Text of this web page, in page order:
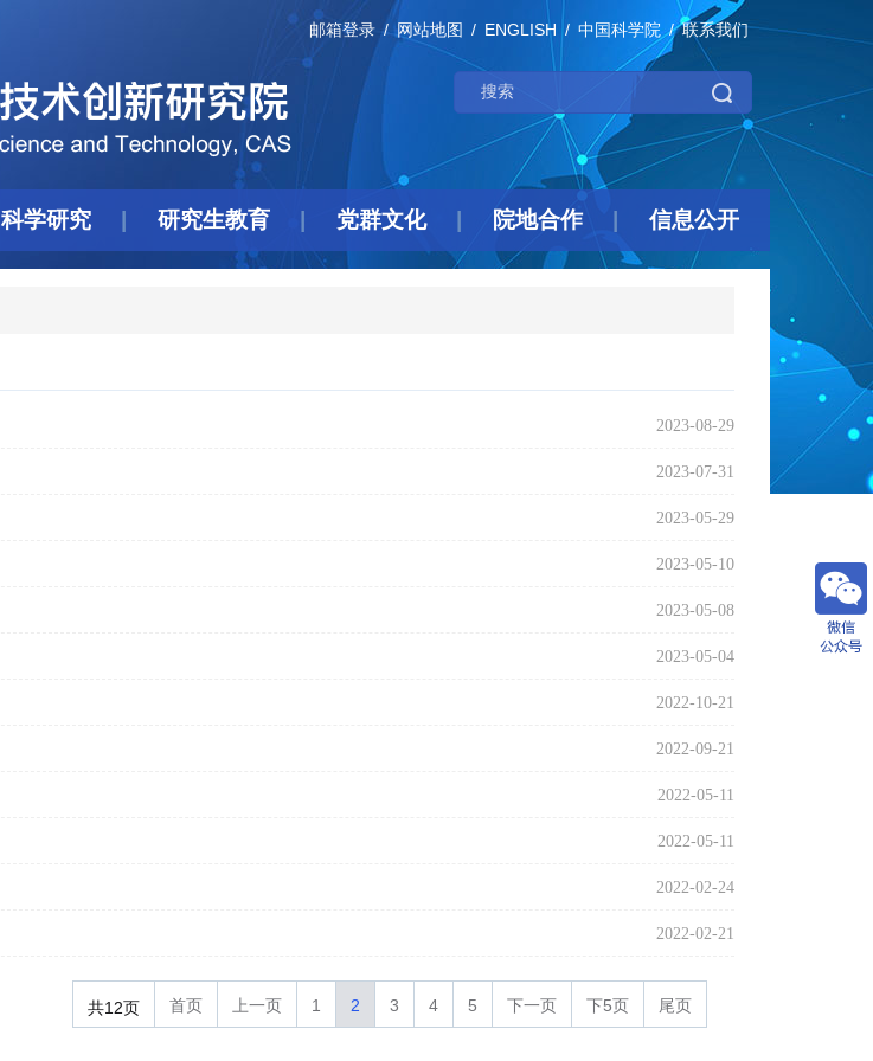
邮箱登录 网站地图 ENGLISH 中国科学院 联系我们
科学研究 研究生教育 党群文化 院地合作 信息公开
2023-08-29
2023-07-31
2023-05-29
2023-05-10
2023-05-08
2023-05-04
2022-10-21
2022-09-21
2022-05-11
2022-05-11
2022-02-24
2022-02-21
共12页 首页 上一页 1 2 3 4 5 下一页 下5页 尾页